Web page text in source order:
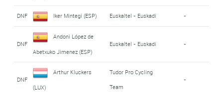
DNF Iker Mintegi (ESP) Euskaltel - Euskadi -
DNF
Andoni López de
Abetxuko Jimenez (ESP)
Euskaltel - Euskadi -
DNF
Arthur Kluckers
(LUX)
Tudor Pro Cycling
Team
-